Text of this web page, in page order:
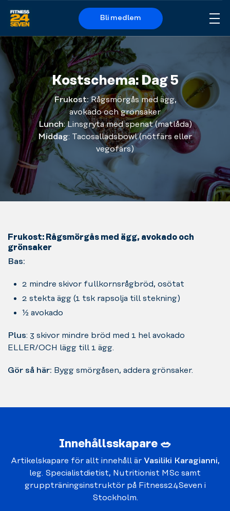
Logo
Bli medlem
Kostschema: Dag 5
Frukost:Rågsmörgås med ägg,
avokado och grönsaker
Lunch: Linsgryta med spenat (matlåda)
Middag: Tacosalladsbowl (nötfärs eller
vegofärs)
Frukost: Rågsmörgås med ägg, avokado och
grönsaker
Bas:
2 mindre skivor fullkornsrågbröd, osötat
2 stekta ägg (1 tsk rapsolja till stekning)
½ avokado
Plus: 3 skivor mindre bröd med 1 hel avokado
ELLER/OCH lägg till 1 ägg.
Gör så här: Bygg smörgåsen, addera grönsaker.
Innehållsskapare 🥗
Artikelskapare för allt innehåll är Vasiliki Karagianni,
leg. Specialistdietist, Nutritionist MSc samt
gruppträningsinstruktör på Fitness24Seven i
Stockholm.